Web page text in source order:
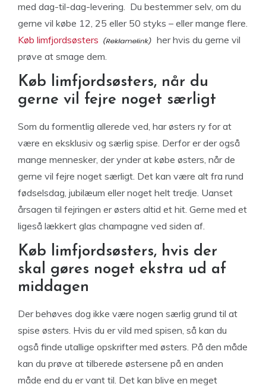
med dag-til-dag-levering. Du bestemmer selv, om du
gerne vil købe 12, 25 eller 50 styks – eller mange flere.
Køb limfjordsøsters
her hvis du gerne vil
prøve at smage dem.
Køb limfjordsøsters, når du
gerne vil fejre noget særligt
Som du formentlig allerede ved, har østers ry for at
være en eksklusiv og særlig spise. Derfor er der også
mange mennesker, der ynder at købe østers, når de
gerne vil fejre noget særligt. Det kan være alt fra rund
fødselsdag, jubilæum eller noget helt tredje. Uanset
årsagen til fejringen er østers altid et hit. Gerne med et
ligeså lækkert glas champagne ved siden af.
Køb limfjordsøsters, hvis der
skal gøres noget ekstra ud af
middagen
Der behøves dog ikke være nogen særlig grund til at
spise østers. Hvis du er vild med spisen, så kan du
også finde utallige opskrifter med østers. På den måde
kan du prøve at tilberede østersene på en anden
måde end du er vant til. Det kan blive en meget